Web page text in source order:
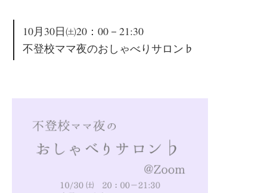
10月30日㈯20：00－21:30
不登校ママ夜のおしゃべりサロン♭